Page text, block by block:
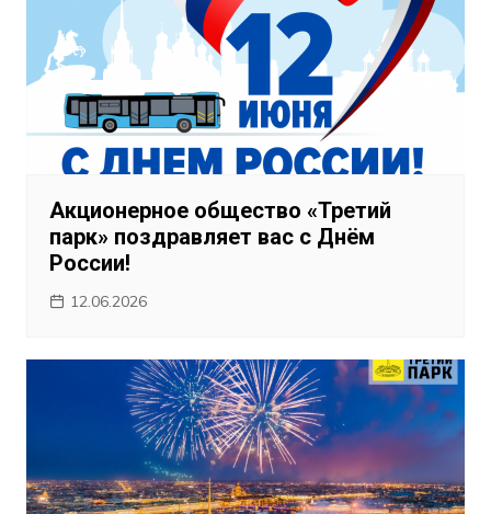
Акционерное общество «Третий
парк» поздравляет вас с Днём
России!
12.06.2026